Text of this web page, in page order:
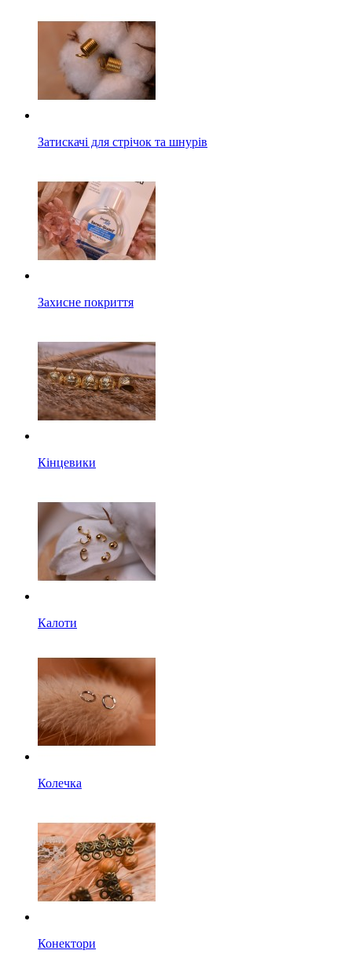
Затискачі для стрічок та шнурів
Захисне покриття
Кінцевики
Калоти
Колечка
Конектори